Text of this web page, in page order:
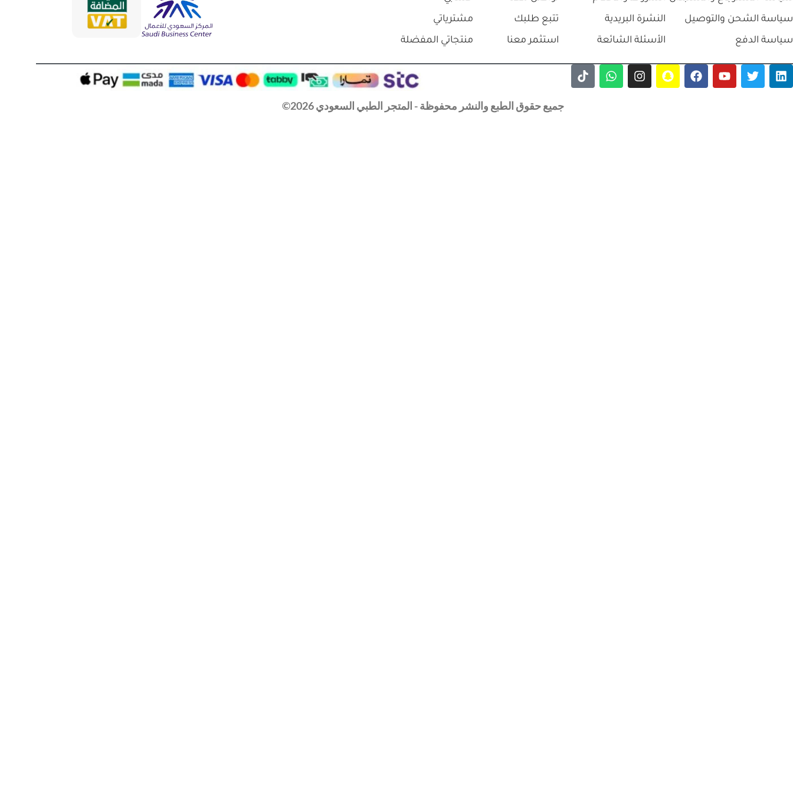
سياسة الشحن والتوصيل
سياسة الدفع
النشرة البريدية
الأسئلة الشائعة
تتبع طلبك
استثمر معنا
مشترياتي
منتجاتي المفضلة
جميع حقوق الطبع والنشر محفوظة - المتجر الطبي السعودي 2026©